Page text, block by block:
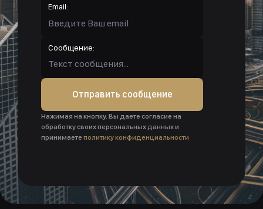
Email:
Сообщение:
Отправить сообщение
Нажимая на кнопку, Вы даете согласие на
обработку своих персональных данных и
принимаете политику конфиденциальности